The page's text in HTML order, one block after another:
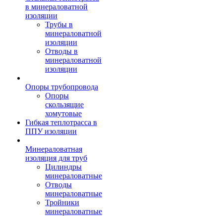
в минераловатной
изоляции
Трубы в
минераловатной
изоляции
Отводы в
минераловатной
изоляции
Опоры трубопровода
Опоры
скользящие
хомутовые
Гибкая теплотрасса в
ППУ изоляции
Минераловатная
изоляция для труб
Цилиндры
минераловатные
Отводы
минераловатные
Тройники
минераловатные